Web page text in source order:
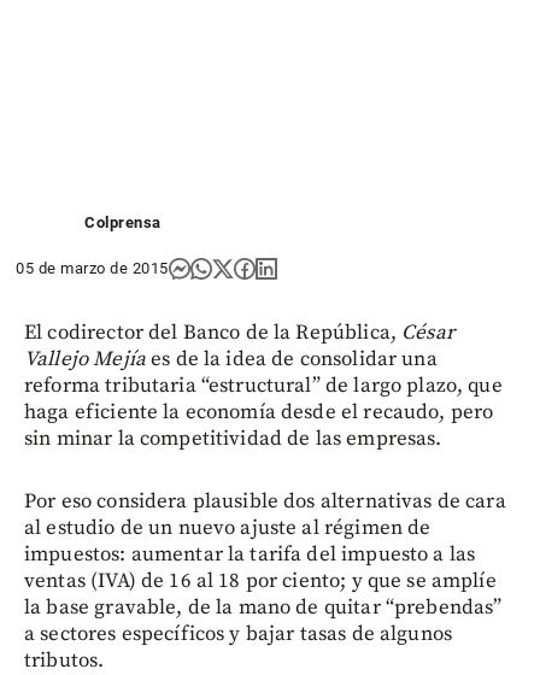
Colprensa
05 de marzo de 2015
El codirector del Banco de la República, César
Vallejo Mejíaes de la idea de consolidar una
reforma tributaria “estructural” de largo plazo, que
haga eficiente la economía desde el recaudo, pero
sin minar la competitividad de las empresas.
Por eso considera plausible dos alternativas de cara
al estudio de un nuevo ajuste al régimen de
impuestos: aumentar la tarifa del impuesto a las
ventas (IVA) de 16 al 18 por ciento; y que se amplíe
la base gravable, de la mano de quitar “prebendas”
a sectores específicos y bajar tasas de algunos
tributos.